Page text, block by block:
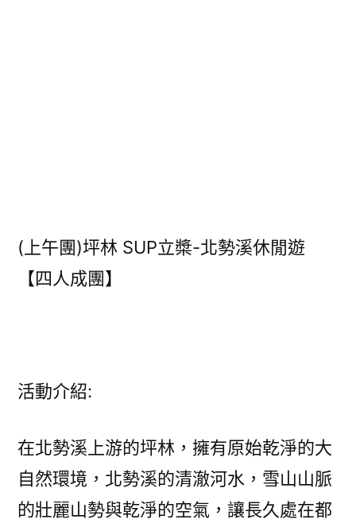
(上午團)坪林 SUP立槳-北勢溪休閒遊
【四人成團】
活動介紹:
在北勢溪上游的坪林，擁有原始乾淨的大
自然環境，北勢溪的清澈河水，雪山山脈
的壯麗山勢與乾淨的空氣，讓長久處在都